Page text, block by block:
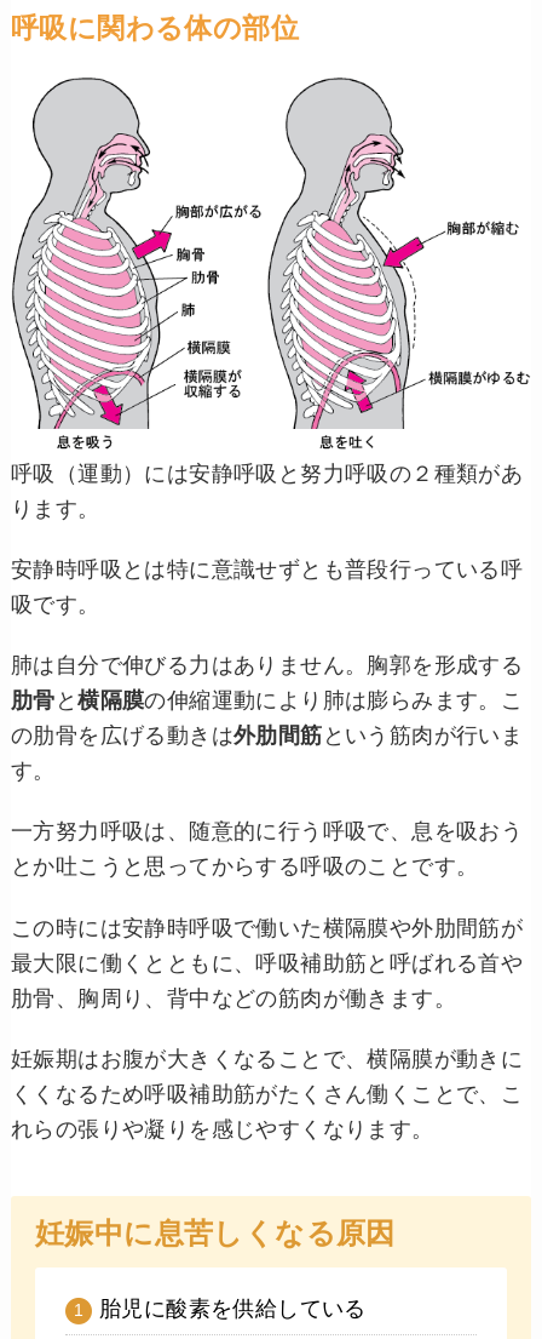
呼吸に関わる体の部位
呼吸（運動）には安静呼吸と努力呼吸の２種類があ
ります。
安静時呼吸とは特に意識せずとも普段行っている呼
吸です。
肺は自分で伸びる力はありません。胸郭を形成する
肋骨 と横隔膜の伸縮運動により肺は膨らみます。こ
の肋骨を広げる動きは外肋間筋 という筋肉が行いま
す。
一方努力呼吸は、随意的に行う呼吸で、息を吸おう
とか吐こうと思ってからする呼吸のことです。
この時には安静時呼吸で働いた横隔膜や外肋間筋が
最大限に働くとともに、呼吸補助筋と呼ばれる首や
肋骨、胸周り、背中などの筋肉が働きます。
妊娠期はお腹が大きくなることで、横隔膜が動きに
くくなるため呼吸補助筋がたくさん働くことで、こ
れらの張りや凝りを感じやすくなります。
妊娠中に息苦しくなる原因
胎児に酸素を供給している